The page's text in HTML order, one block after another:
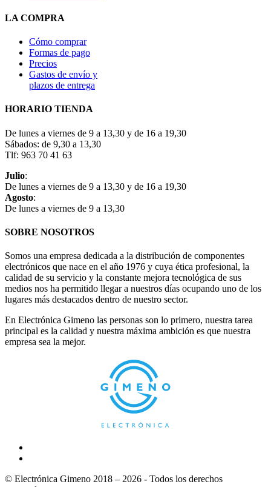
LA COMPRA
Cómo comprar
Formas de pago
Precios
Gastos de envío y
plazos de entrega
HORARIO TIENDA
De lunes a viernes de 9 a 13,30 y de 16 a 19,30
Sábados: de 9,30 a 13,30
Tlf: 963 70 41 63
Julio:
De lunes a viernes de 9 a 13,30 y de 16 a 19,30
Agosto:
De lunes a viernes de 9 a 13,30
SOBRE NOSOTROS
Somos una empresa dedicada a la distribución de componentes
electrónicos que nace en el año 1976 y cuya ética profesional, la
calidad de su servicio y la constante mejora tecnológica de sus
medios nos ha permitido llegar a nuestros días ocupando uno de los
lugares más destacados dentro de nuestro sector.
En Electrónica Gimeno las personas son lo primero, nuestra tarea
principal es la calidad y nuestra máxima ambición es que nuestra
empresa sea la mejor.
© Electrónica Gimeno 2018 – 2026 - Todos los derechos